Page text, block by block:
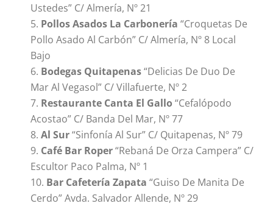
Ustedes” C/ Almería, Nº 21
Pollos Asados La Carbonería “Croquetas De
Pollo Asado Al Carbón” C/ Almería, Nº 8 Local
Bajo
Bodegas Quitapenas“Delicias De Duo De
Mar Al Vegasol” C/ Villafuerte, Nº 2
Restaurante Canta El Gallo “Cefalópodo
Acostao” C/ Banda Del Mar, Nº 77
Al Sur“Sinfonía Al Sur” C/ Quitapenas, Nº 79
Café Bar Roper“Rebaná De Orza Campera” C/
Escultor Paco Palma, Nº 1
Bar Cafetería Zapata “Guiso De Manita De
Cerdo” Avda. Salvador Allende, Nº 29